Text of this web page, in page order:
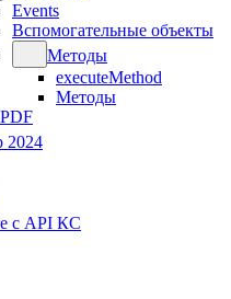
Events
Вспомогательные объекты
Методы
executeMethod
Методы
2024
с API КС